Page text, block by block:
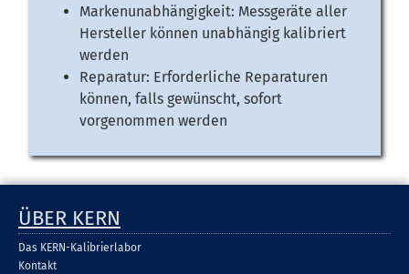
Markenunabhängigkeit: Messgeräte aller
Hersteller können unabhängig kalibriert
werden
Reparatur: Erforderliche Reparaturen
können, falls gewünscht, sofort
vorgenommen werden
ÜBER KERN
Das KERN-Kalibrierlabor
Kontakt